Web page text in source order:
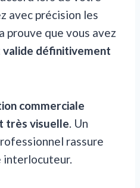
avec précision les
prouve que vous avez
valide définitivement
commerciale
très visuelle. Un
rassure
interlocuteur.